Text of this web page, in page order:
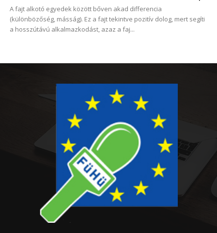
A fajt alkotó egyedek között bőven akad differencia
(különbözőség, másság). Ez a fajt tekintve pozitív dolog, mert segíti
a hosszútávú alkalmazkodást, azaz a faj...